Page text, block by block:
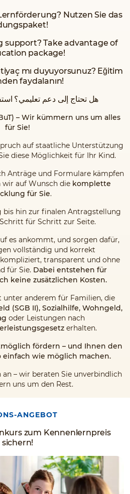
Nutzen Sie das
support? Take advantage of
package!
mı duyuyorsunuz? Eğitim
faydalanın!
!هل تحتاج إلى دعم تعليمي؟
– Wir kümmern uns um alles
für Sie!
auf staatliche Unterstützung
diese Möglichkeit für Ihr Kind.
Anträge und Formulare kämpfen
wir auf Wunsch die komplette
für Sie.
bis hin zur finalen Antragstellung
für Schritt zur Seite.
es ankommt, und sorgen dafür,
vollständig und korrekt
transparent und ohne
für Sie. Dabei entstehen für
keine zusätzlichen Kosten.
anderem für Familien, die
(SGB II), Sozialhilfe, Wohngeld,
oder Leistungen nach
erhalten.
fördern – und Ihnen den
einfach wie möglich machen.
an – wir beraten Sie unverbindlich
uns um den Rest.
ANGEBOT
zum Kennenlernpreis
sichern!